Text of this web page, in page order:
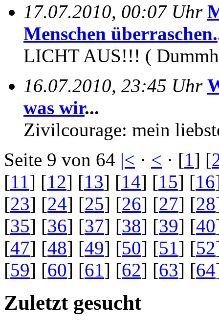
17.07.2010, 00:07 Uhr
Menschen überraschen.
LICHT AUS!!! (
16.07.2010, 23:45 Uhr
was wir...
Zivilcourage: mein
Seite 9 von 64 |< · < · [1] [
[11] [12] [13] [14] [15] [16
[23] [24] [25] [26] [27] [28
[35] [36] [37] [38] [39] [40
[47] [48] [49] [50] [51] [52
[59] [60] [61] [62] [63] [64
Zuletzt gesucht